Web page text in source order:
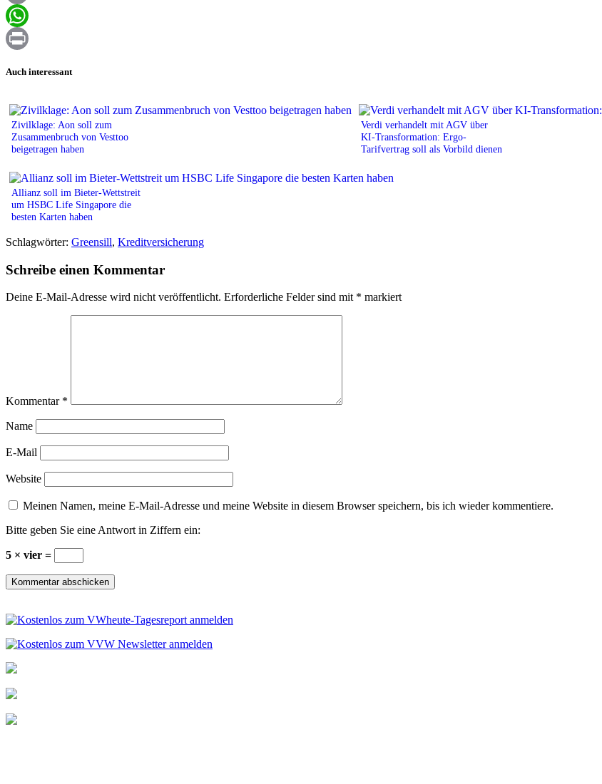
Email
WhatsApp
Auch interessant
Zivilklage: Aon soll zum
Zusammenbruch von Vesttoo
beigetragen haben
Verdi verhandelt mit AGV über
KI-Transformation: Ergo-
Tarifvertrag soll als Vorbild dienen
Allianz soll im Bieter-Wettstreit
um HSBC Life Singapore die
besten Karten haben
Schlagwörter: Greensill, Kreditversicherung
Schreibe einen Kommentar
Deine E-Mail-Adresse wird nicht veröffentlicht. Erforderliche Felder sind mit * markiert
Kommentar *
Name
E-Mail
Website
Meinen Namen, meine E-Mail-Adresse und meine Website in diesem Browser speichern, bis ich wieder kommentiere.
Bitte geben Sie eine Antwort in Ziffern ein:
5 × vier =